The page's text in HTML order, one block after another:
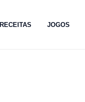
RECEITAS JOGOS